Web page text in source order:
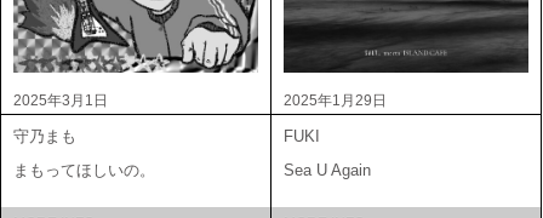
2025年3月1日
守乃まも
まもってほしいの。
2025年1月29日
FUKI
Sea U Again